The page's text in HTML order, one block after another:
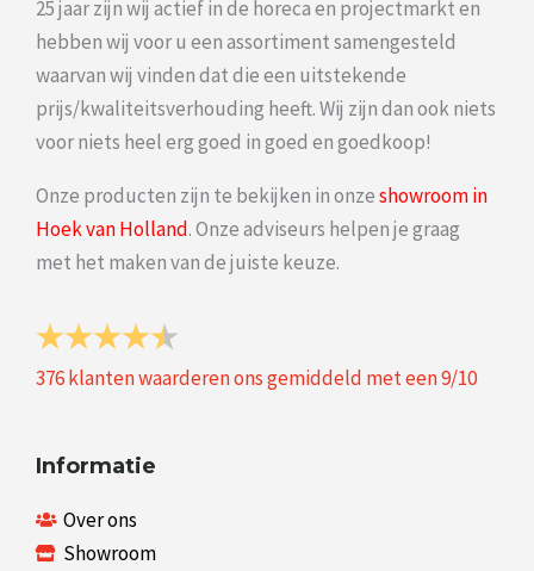
25 jaar zijn wij actief in de horeca en projectmarkt en
hebben wij voor u een assortiment samengesteld
waarvan wij vinden dat die een uitstekende
prijs/kwaliteitsverhouding heeft. Wij zijn dan ook niets
voor niets heel erg goed in goed en goedkoop!
Onze producten zijn te bekijken in onzeshowroom in
Hoek van Holland. Onze adviseurs helpen je graag
met het maken van de juiste keuze.
376klanten waarderen ons gemiddeld met een9/10
Informatie
Over ons
Showroom